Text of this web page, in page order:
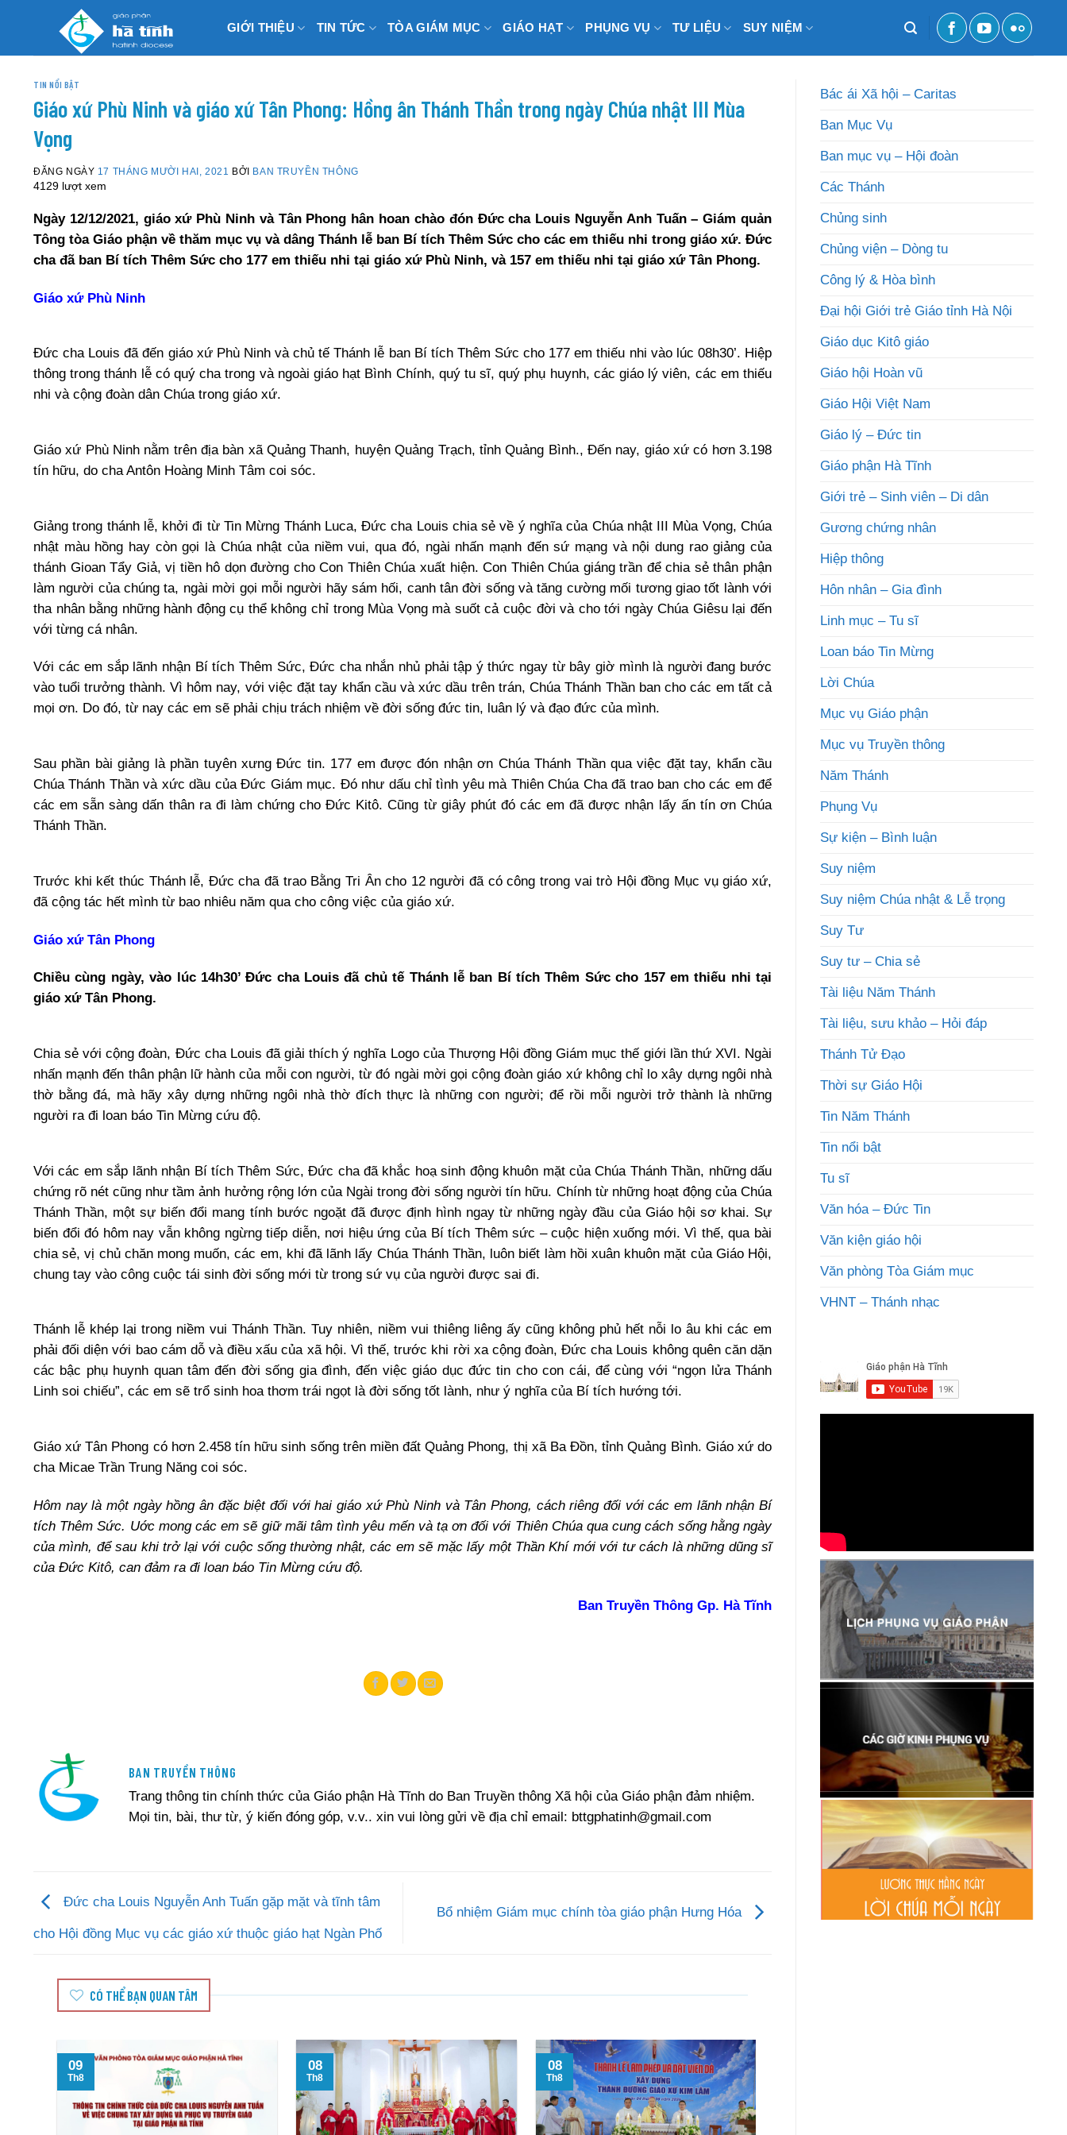
GIỚI THIỆU TIN TỨC TÒA GIÁM MỤC GIÁO HẠT PHỤNG VỤ TƯ LIỆU SUY NIỆM
TIN NỔI BẬT
Giáo xứ Phù Ninh và giáo xứ Tân Phong: Hồng ân Thánh Thần trong ngày Chúa nhật III Mùa
Vọng
ĐĂNG NGÀY 17 THÁNG MƯỜI HAI, 2021 BỞI BAN TRUYỀN THÔNG
4129 lượt xem
Ngày 12/12/2021, giáo xứ Phù Ninh và Tân Phong hân hoan chào đón Đức cha Louis Nguyễn Anh Tuấn – Giám quản
Tông tòa Giáo phận về thăm mục vụ và dâng Thánh lễ ban Bí tích Thêm Sức cho các em thiếu nhi trong giáo xứ. Đức
cha đã ban Bí tích Thêm Sức cho 177 em thiếu nhi tại giáo xứ Phù Ninh, và 157 em thiếu nhi tại giáo xứ Tân Phong.
Giáo xứ Phù Ninh
Đức cha Louis đã đến giáo xứ Phù Ninh và chủ tế Thánh lễ ban Bí tích Thêm Sức cho 177 em thiếu nhi vào lúc 08h30’. Hiệp
thông trong thánh lễ có quý cha trong và ngoài giáo hạt Bình Chính, quý tu sĩ, quý phụ huynh, các giáo lý viên, các em thiếu
nhi và cộng đoàn dân Chúa trong giáo xứ.
Giáo xứ Phù Ninh nằm trên địa bàn xã Quảng Thanh, huyện Quảng Trạch, tỉnh Quảng Bình., Đến nay, giáo xứ có hơn 3.198
tín hữu, do cha Antôn Hoàng Minh Tâm coi sóc.
Giảng trong thánh lễ, khởi đi từ Tin Mừng Thánh Luca, Đức cha Louis chia sẻ về ý nghĩa của Chúa nhật III Mùa Vọng, Chúa
nhật màu hồng hay còn gọi là Chúa nhật của niềm vui, qua đó, ngài nhấn mạnh đến sứ mạng và nội dung rao giảng của
thánh Gioan Tẩy Giả, vị tiền hô dọn đường cho Con Thiên Chúa xuất hiện. Con Thiên Chúa giáng trần để chia sẻ thân phận
làm người của chúng ta, ngài mời gọi mỗi người hãy sám hối, canh tân đời sống và tăng cường mối tương giao tốt lành với
tha nhân bằng những hành động cụ thể không chỉ trong Mùa Vọng mà suốt cả cuộc đời và cho tới ngày Chúa Giêsu lại đến
với từng cá nhân.
Với các em sắp lãnh nhận Bí tích Thêm Sức, Đức cha nhắn nhủ phải tập ý thức ngay từ bây giờ mình là người đang bước
vào tuổi trưởng thành. Vì hôm nay, với việc đặt tay khẩn cầu và xức dầu trên trán, Chúa Thánh Thần ban cho các em tất cả
mọi ơn. Do đó, từ nay các em sẽ phải chịu trách nhiệm về đời sống đức tin, luân lý và đạo đức của mình.
Sau phần bài giảng là phần tuyên xưng Đức tin. 177 em được đón nhận ơn Chúa Thánh Thần qua việc đặt tay, khẩn cầu
Chúa Thánh Thần và xức dầu của Đức Giám mục. Đó như dấu chỉ tình yêu mà Thiên Chúa Cha đã trao ban cho các em để
các em sẵn sàng dấn thân ra đi làm chứng cho Đức Kitô. Cũng từ giây phút đó các em đã được nhận lấy ấn tín ơn Chúa
Thánh Thần.
Trước khi kết thúc Thánh lễ, Đức cha đã trao Bằng Tri Ân cho 12 người đã có công trong vai trò Hội đồng Mục vụ giáo xứ,
đã cộng tác hết mình từ bao nhiêu năm qua cho công việc của giáo xứ.
Giáo xứ Tân Phong
Chiều cùng ngày, vào lúc 14h30’ Đức cha Louis đã chủ tế Thánh lễ ban Bí tích Thêm Sức cho 157 em thiếu nhi tại
giáo xứ Tân Phong.
Chia sẻ với cộng đoàn, Đức cha Louis đã giải thích ý nghĩa Logo của Thượng Hội đồng Giám mục thế giới lần thứ XVI. Ngài
nhấn mạnh đến thân phận lữ hành của mỗi con người, từ đó ngài mời gọi cộng đoàn giáo xứ không chỉ lo xây dựng ngôi nhà
thờ bằng đá, mà hãy xây dựng những ngôi nhà thờ đích thực là những con người; để rồi mỗi người trở thành là những
người ra đi loan báo Tin Mừng cứu độ.
Với các em sắp lãnh nhận Bí tích Thêm Sức, Đức cha đã khắc hoạ sinh động khuôn mặt của Chúa Thánh Thần, những dấu
chứng rõ nét cũng như tầm ảnh hưởng rộng lớn của Ngài trong đời sống người tín hữu. Chính từ những hoạt động của Chúa
Thánh Thần, một sự biến đổi mang tính bước ngoặt đã được định hình ngay từ những ngày đầu của Giáo hội sơ khai. Sự
biến đổi đó hôm nay vẫn không ngừng tiếp diễn, nơi hiệu ứng của Bí tích Thêm sức – cuộc hiện xuống mới. Vì thế, qua bài
chia sẻ, vị chủ chăn mong muốn, các em, khi đã lãnh lấy Chúa Thánh Thần, luôn biết làm hồi xuân khuôn mặt của Giáo Hội,
chung tay vào công cuộc tái sinh đời sống mới từ trong sứ vụ của người được sai đi.
Thánh lễ khép lại trong niềm vui Thánh Thần. Tuy nhiên, niềm vui thiêng liêng ấy cũng không phủ hết nỗi lo âu khi các em
phải đối diện với bao cám dỗ và điều xấu của xã hội. Vì thế, trước khi rời xa cộng đoàn, Đức cha Louis không quên căn dặn
các bậc phụ huynh quan tâm đến đời sống gia đình, đến việc giáo dục đức tin cho con cái, để cùng với “ngọn lửa Thánh
Linh soi chiếu”, các em sẽ trổ sinh hoa thơm trái ngọt là đời sống tốt lành, như ý nghĩa của Bí tích hướng tới.
Giáo xứ Tân Phong có hơn 2.458 tín hữu sinh sống trên miền đất Quảng Phong, thị xã Ba Đồn, tỉnh Quảng Bình. Giáo xứ do
cha Micae Trần Trung Năng coi sóc.
Hôm nay là một ngày hồng ân đặc biệt đối với hai giáo xứ Phù Ninh và Tân Phong, cách riêng đối với các em lãnh nhận Bí
tích Thêm Sức. Uớc mong các em sẽ giữ mãi tâm tình yêu mến và tạ ơn đối với Thiên Chúa qua cung cách sống hằng ngày
của mình, để sau khi trở lại với cuộc sống thường nhật, các em sẽ mặc lấy một Thần Khí mới với tư cách là những dũng sĩ
của Đức Kitô, can đảm ra đi loan báo Tin Mừng cứu độ.
Ban Truyền Thông Gp. Hà Tĩnh
BAN TRUYỀN THÔNG
Trang thông tin chính thức của Giáo phận Hà Tĩnh do Ban Truyền thông Xã hội của Giáo phận đảm nhiệm.
Mọi tin, bài, thư từ, ý kiến đóng góp, v.v.. xin vui lòng gửi về địa chỉ email: bttgphatinh@gmail.com
Đức cha Louis Nguyễn Anh Tuấn gặp mặt và tĩnh tâm
cho Hội đồng Mục vụ các giáo xứ thuộc giáo hạt Ngàn Phố
Bổ nhiệm Giám mục chính tòa giáo phận Hưng Hóa
CÓ THỂ BẠN QUAN TÂM
09
Th8
08
Th8
08
Th8
Bác ái Xã hội – Caritas
Ban Mục Vụ
Ban mục vụ – Hội đoàn
Các Thánh
Chủng sinh
Chủng viện – Dòng tu
Công lý & Hòa bình
Đại hội Giới trẻ Giáo tỉnh Hà Nội
Giáo dục Kitô giáo
Giáo hội Hoàn vũ
Giáo Hội Việt Nam
Giáo lý – Đức tin
Giáo phận Hà Tĩnh
Giới trẻ – Sinh viên – Di dân
Gương chứng nhân
Hiệp thông
Hôn nhân – Gia đình
Linh mục – Tu sĩ
Loan báo Tin Mừng
Lời Chúa
Mục vụ Giáo phận
Mục vụ Truyền thông
Năm Thánh
Phụng Vụ
Sự kiện – Bình luận
Suy niệm
Suy niệm Chúa nhật & Lễ trọng
Suy Tư
Suy tư – Chia sẻ
Tài liệu Năm Thánh
Tài liệu, sưu khảo – Hỏi đáp
Thánh Tử Đạo
Thời sự Giáo Hội
Tin Năm Thánh
Tin nổi bật
Tu sĩ
Văn hóa – Đức Tin
Văn kiện giáo hội
Văn phòng Tòa Giám mục
VHNT – Thánh nhạc